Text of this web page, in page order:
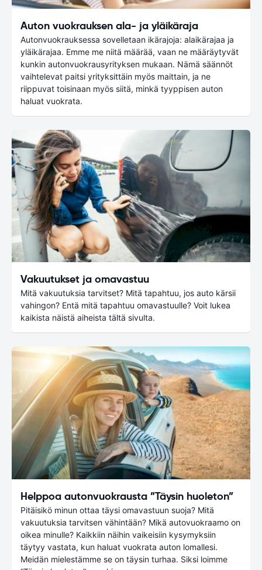
Auton vuokrauksen ala- ja yläikäraja
Autonvuokrauksessa sovelletaan ikärajoja: alaikärajaa ja
yläikärajaa. Emme me niitä määrää, vaan ne määräytyvät
kunkin autonvuokrausyrityksen mukaan. Nämä säännöt
vaihtelevat paitsi yrityksittäin myös maittain, ja ne
riippuvat toisinaan myös siitä, minkä tyyppisen auton
haluat vuokrata.
Vakuutukset ja omavastuu
Mitä vakuutuksia tarvitset? Mitä tapahtuu, jos auto kärsii
vahingon? Entä mitä tapahtuu omavastuulle? Voit lukea
kaikista näistä aiheista tältä sivulta.
Helppoa autonvuokrausta ”Täysin huoleton”
Pitäisikö minun ottaa täysi omavastuun suoja? Mitä
vakuutuksia tarvitsen vähintään? Mikä autovuokraamo on
oikea minulle? Kaikkiin näihin vaikeisiin kysymyksiin
täytyy vastata, kun haluat vuokrata auton lomallesi.
Meidän mielestämme se on täysin turhaa. Siksi loimme